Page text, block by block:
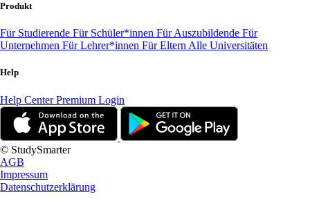
Produkt
Für Studierende Für Schüler*innen Für Auszubildende Für
Unternehmen Für Lehrer*innen Für Eltern Alle Universitäten
Help
Help CenterPremium Login
© StudySmarter
AGB
Impressum
Datenschutzerklärung